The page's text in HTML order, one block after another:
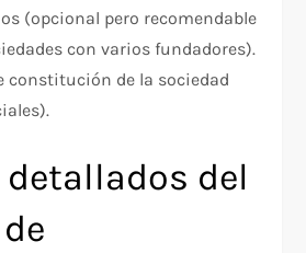
(opcional pero recomendable
con varios fundadores).
constitución de la sociedad
detallados del